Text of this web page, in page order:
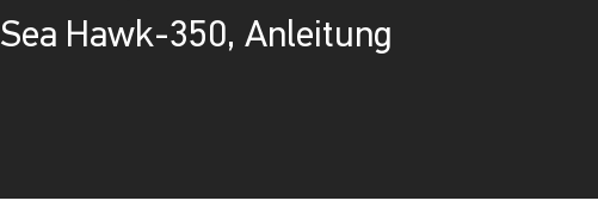
Sea Hawk-350, Anleitung